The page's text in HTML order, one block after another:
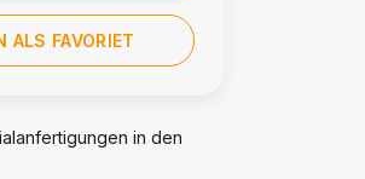
ALS FAVORIET
in den